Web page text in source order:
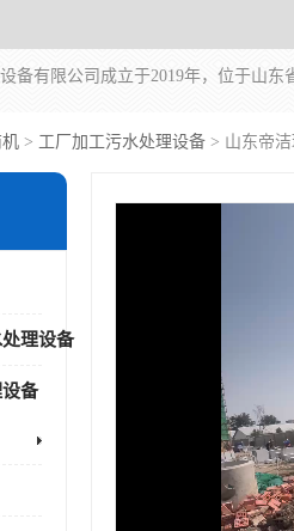
> 工厂加工污水处理设备 > 山东帝
理设备
备